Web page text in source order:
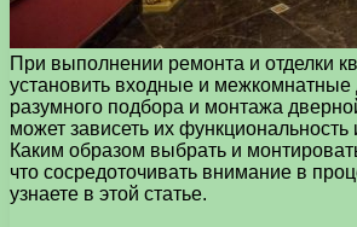
При выполнении ремонта и отделки
установить входные и межкомнатные
разумного подбора и монтажа
может зависеть их функциональность
Каким образом выбрать и
что сосредоточивать внимание в
узнаете в этой статье.